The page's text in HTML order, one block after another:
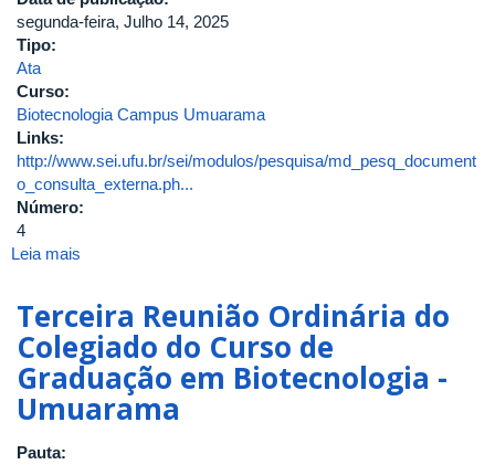
segunda-feira, Julho 14, 2025
Tipo:
Ata
Curso:
Biotecnologia Campus Umuarama
Links:
http://www.sei.ufu.br/sei/modulos/pesquisa/md_pesq_document
o_consulta_externa.ph...
Número:
4
Leia mais
Reunião
Ordinária
do
Colegiado
do
Curso
Terceira Reunião Ordinária do
Colegiado do Curso de
Graduação em Biotecnologia -
Umuarama
Pauta: